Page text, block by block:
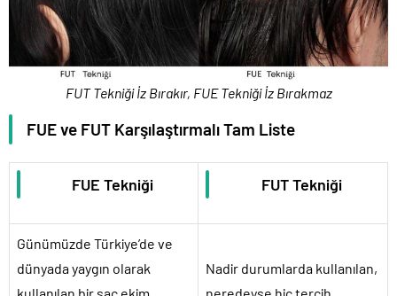
FUT Tekniği İz Bırakır, FUE Tekniği İz Bırakmaz
FUE ve FUT Karşılaştırmalı Tam Liste
FUE Tekniği FUT Tekniği
Günümüzde Türkiye’de ve
dünyada yaygın olarak
Nadir durumlarda kullanılan,